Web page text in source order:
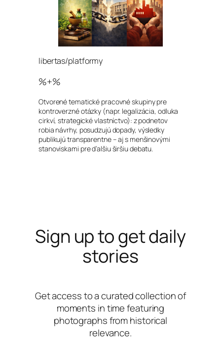
libertas/platformy
%+%
Otvorené tematické pracovné skupiny pre
kontroverzné otázky (napr. legalizácia, odluka
cirkví, strategické vlastníctvo): z podnetov
robia návrhy, posudzujú dopady, výsledky
publikujú transparentne – aj s menšinovými
stanoviskami pre ďalšiu širšiu debatu.
Sign up to get daily
stories
Get access to a curated collection of
moments in time featuring
photographs from historical
relevance.